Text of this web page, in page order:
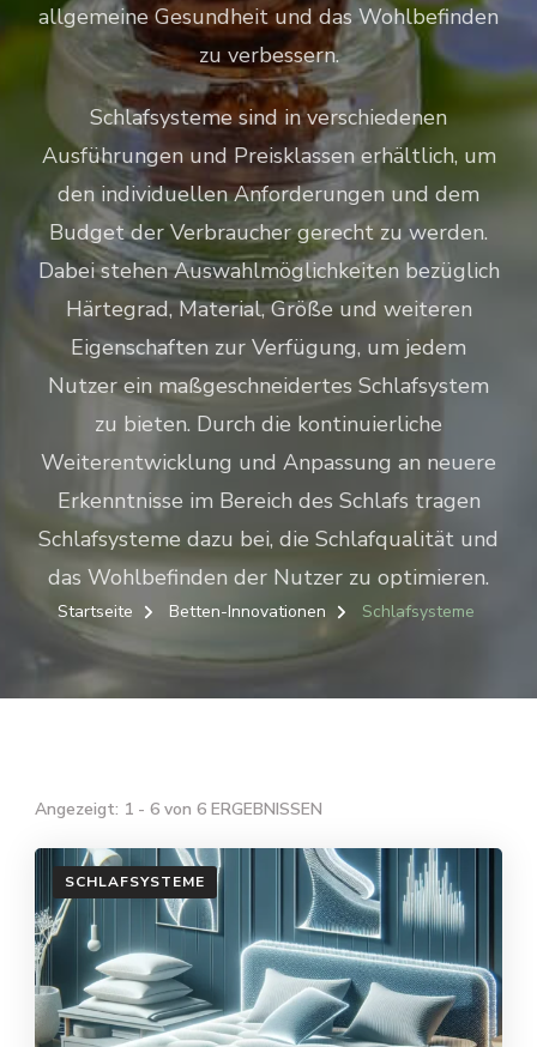
allgemeine Gesundheit und das Wohlbefinden
zu verbessern.
Schlafsysteme sind in verschiedenen
Ausführungen und Preisklassen erhältlich, um
den individuellen Anforderungen und dem
Budget der Verbraucher gerecht zu werden.
Dabei stehen Auswahlmöglichkeiten bezüglich
Härtegrad, Material, Größe und weiteren
Eigenschaften zur Verfügung, um jedem
Nutzer ein maßgeschneidertes Schlafsystem
zu bieten. Durch die kontinuierliche
Weiterentwicklung und Anpassung an neuere
Erkenntnisse im Bereich des Schlafs tragen
Schlafsysteme dazu bei, die Schlafqualität und
das Wohlbefinden der Nutzer zu optimieren.
Startseite Betten-Innovationen Schlafsysteme
Angezeigt: 1 - 6 von 6 ERGEBNISSEN
SCHLAFSYSTEME